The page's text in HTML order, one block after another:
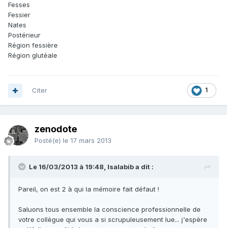
Fesses
Fessier
Nates
Postérieur
Région fessière
Région glutéale
1
Citer
zenodote
Posté(e) le 17 mars 2013
Le 16/03/2013 à 19:48, Isalabib a dit :
Pareil, on est 2 à qui la mémoire fait défaut !
Saluons tous ensemble la conscience professionnelle de
votre collègue qui vous a si scrupuleusement lue... j'espère